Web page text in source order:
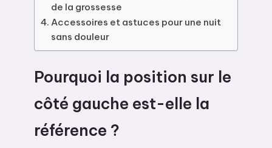
de la grossesse
Accessoires et astuces pour une nuit
sans douleur
Pourquoi la position sur le
côté gauche est-elle la
référence ?